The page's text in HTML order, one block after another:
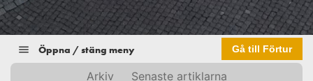
Öppna / stäng meny Gå till Förtur
Arkiv Senaste artiklarna